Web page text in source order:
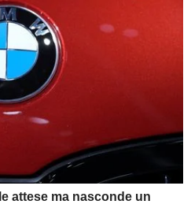
attese ma nasconde un